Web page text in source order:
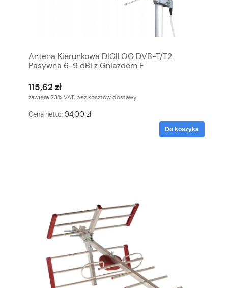
Antena Kierunkowa DIGILOG DVB-T/T2
Pasywna 6-9 dBi z Gniazdem F
115,62 zł
zawiera 23% VAT, bez kosztów dostawy
Cena netto: 94,00 zł
Do koszyka